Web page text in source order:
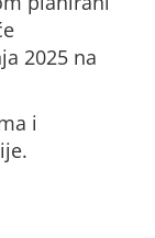
2025 na
i